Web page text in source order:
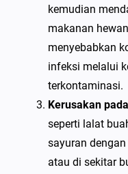
kemudian
makanan
menyebabkan
infeksi melalui
terkontaminasi.
Kerusakan
seperti lalat
sayuran
atau di sekitar